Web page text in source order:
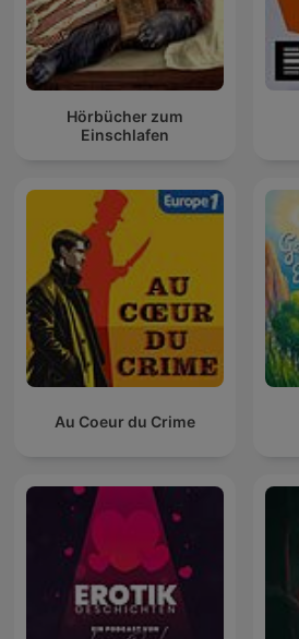
Hörbücher zum
Einschlafen
Au Coeur du Crime